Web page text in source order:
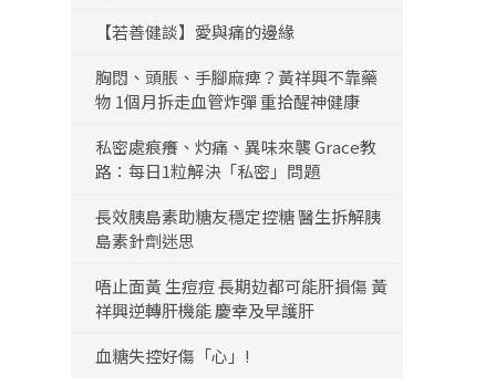
【若善健談】愛與痛的邊緣
胸悶、頭脹、手腳麻痺？黃祥興不靠藥
物 1個月拆走血管炸彈 重拾醒神健康
私密處痕癢、灼痛、異味來襲 Grace教
路：每日1粒解決「私密」問題
長效胰島素助糖友穩定控糖 醫生拆解胰
島素針劑迷思
唔止面黃 生痘痘 長期攰都可能肝損傷 黃
祥興逆轉肝機能 慶幸及早護肝
血糖失控好傷「心」!